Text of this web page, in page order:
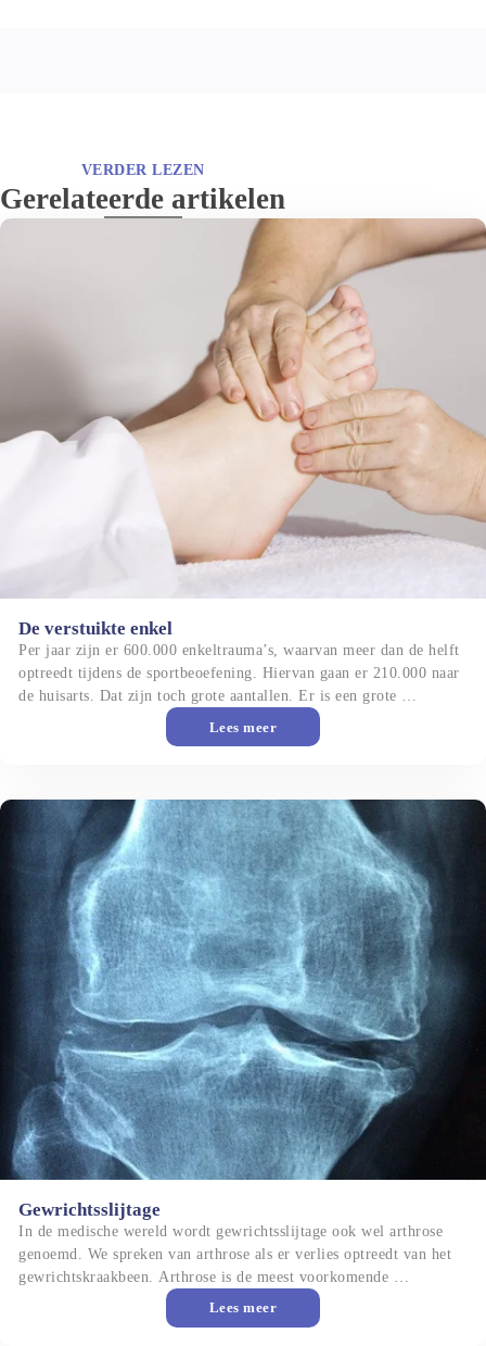
VERDER LEZEN
Gerelateerde artikelen
De verstuikte enkel
Per jaar zijn er 600.000 enkeltrauma’s, waarvan meer dan de helft
optreedt tijdens de sportbeoefening. Hiervan gaan er 210.000 naar
de huisarts. Dat zijn toch grote aantallen. Er is een grote
verscheidenheid van ernst van de verstuikte enkel. Sommigen
lopen na een paar dage weer vrolijk rond terwijl anderen blijvend
Lees meer
De verstuikte enkel
Gewrichtsslijtage
In de medische wereld wordt gewrichtsslijtage ook wel arthrose
genoemd. We spreken van arthrose als er verlies optreedt van het
gewrichtskraakbeen. Arthrose is de meest voorkomende
aandoening van het houdings-en bewegingsapparaat. Het
gewrichtskraakbeen zit op het einde van het bot, daar waar de
Lees meer
Gewrichtsslijtage